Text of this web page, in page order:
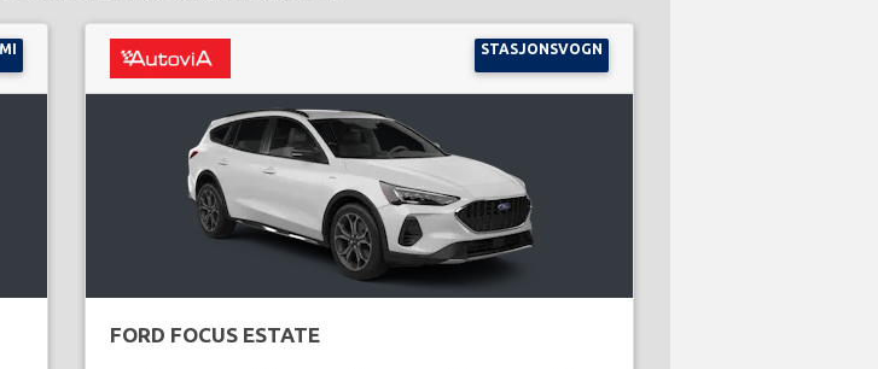
STASJONSVOGN
FORD FOCUS ESTATE